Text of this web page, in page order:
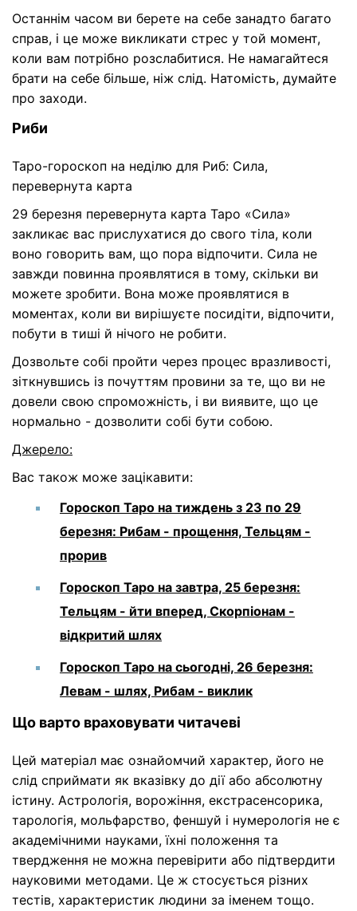
Останнім часом ви берете на себе занадто багато
справ, і це може викликати стрес у той момент,
коли вам потрібно розслабитися. Не намагайтеся
брати на себе більше, ніж слід. Натомість, думайте
про заходи.
Риби
Таро-гороскоп на неділю для Риб: Сила,
перевернута карта
29 березня перевернута карта Таро «Сила»
закликає вас прислухатися до свого тіла, коли
воно говорить вам, що пора відпочити. Сила не
завжди повинна проявлятися в тому, скільки ви
можете зробити. Вона може проявлятися в
моментах, коли ви вирішуєте посидіти, відпочити,
побути в тиші й нічого не робити.
Дозвольте собі пройти через процес вразливості,
зіткнувшись із почуттям провини за те, що ви не
довели свою спроможність, і ви виявите, що це
нормально - дозволити собі бути собою.
Джерело:
Вас також може зацікавити:
Гороскоп Таро на тиждень з 23 по 29
березня: Рибам - прощення, Тельцям -
прорив
Гороскоп Таро на завтра, 25 березня:
Тельцям - йти вперед, Скорпіонам -
відкритий шлях
Гороскоп Таро на сьогодні, 26 березня:
Левам - шлях, Рибам - виклик
Що варто враховувати читачеві
Цей матеріал має ознайомчий характер, його не
слід сприймати як вказівку до дії або абсолютну
істину. Астрологія, ворожіння, екстрасенсорика,
тарологія, мольфарство, феншуй і нумерологія не є
академічними науками, їхні положення та
твердження не можна перевірити або підтвердити
науковими методами. Це ж стосується різних
тестів, характеристик людини за іменем тощо.